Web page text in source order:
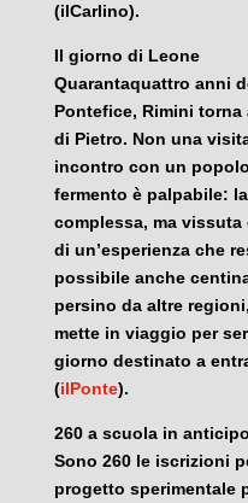
(ilCarlino).
Il giorno di Leone
Quarantaquattro anni
Pontefice, Rimini
di Pietro. Non una
incontro con un
fermento è palpabile:
complessa, ma
di un’esperienza che
possibile anche
persino da altre
mette in viaggio per
giorno destinato a
(ilPonte).
260 a scuola in anticipo
Sono 260 le iscrizioni
progetto sperimentale